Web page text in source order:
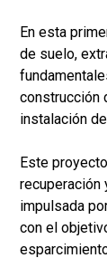
En esta
de suelo,
construcción
instalación
Este
recuperación
impulsada
con el